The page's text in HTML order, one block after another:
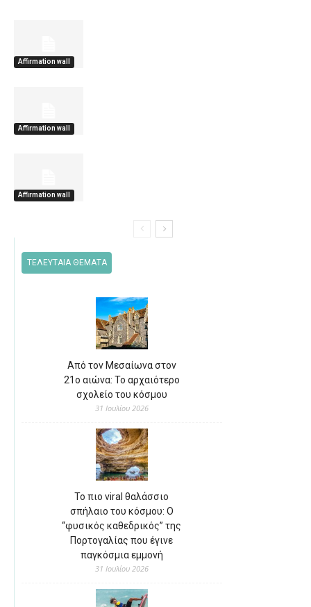
Affirmation wall
Affirmation wall
Affirmation wall
ΤΕΛΕΥΤΑΙΑ ΘΕΜΑΤΑ
Από τον Μεσαίωνα στον
21ο αιώνα: Το αρχαιότερο
σχολείο του κόσμου
31 Ιουλίου 2026
Το πιο viral θαλάσσιο
σπήλαιο του κόσμου: Ο
“φυσικός καθεδρικός” της
Πορτογαλίας που έγινε
παγκόσμια εμμονή
31 Ιουλίου 2026